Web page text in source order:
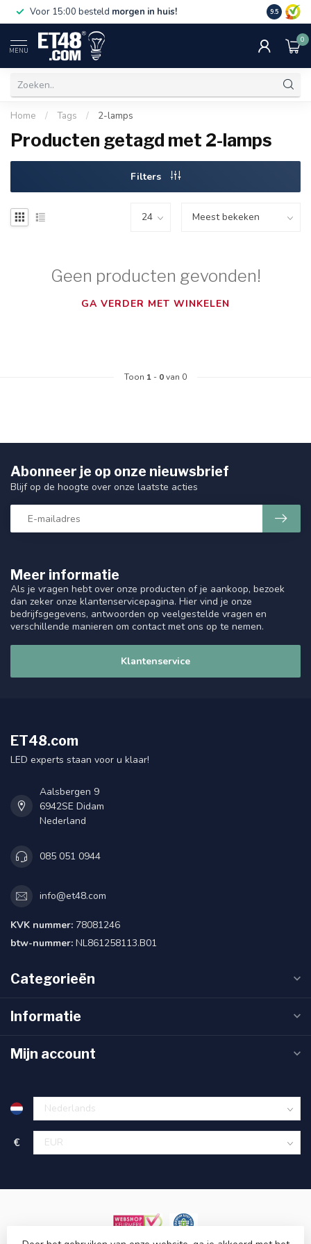
Voor 15:00 besteld morgen in huis! Gratis
€75,-.
9.5
MENU
0
Home / Tags / 2-lamps
Producten getagd met 2-lamps
Filters
Geen producten gevonden!
GA VERDER MET WINKELEN
Toon 1 - 0van 0
Meer informatie
Als je vragen hebt over onze producten of je aankoop, bezoek
dan zeker onze klantenservicepagina. Hier vind je onze
bedrijfsgegevens, antwoorden op veelgestelde vragen en
verschillende manieren om contact met ons op te nemen.
Klantenservice
Abonneer je op onze nieuwsbrief
Blijf op de hoogte over onze laatste acties
ET48.com
LED experts staan voor u klaar!
Aalsbergen 9
6942SE Didam
Nederland
085 051 0944
info@et48.com
KVK nummer: 78081246
btw-nummer: NL861258113.B01
Categorieën
Informatie
Mijn account
€